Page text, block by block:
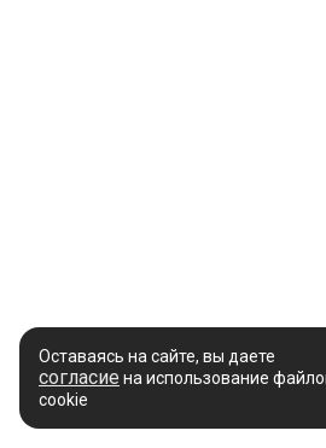
Оставаясь на сайте, вы даете
согласие на использование
cookie